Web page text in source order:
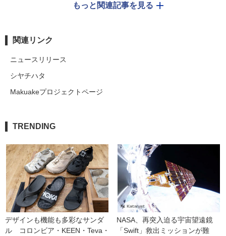
もっと関連記事を見る
関連リンク
ニュースリリース
シヤチハタ
Makuakeプロジェクトページ
TRENDING
デザインも機能も多彩なサンダ
ル　コロンビア・KEEN・Teva・
NASA、再突入迫る宇宙望遠鏡
「Swift」救出ミッションが難